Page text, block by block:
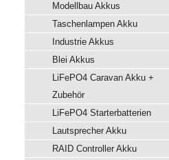
Modellbau Akkus
Taschenlampen Akku
Industrie Akkus
Blei Akkus
LiFePO4 Caravan Akku +
Zubehör
LiFePO4 Starterbatterien
Lautsprecher Akku
RAID Controller Akku